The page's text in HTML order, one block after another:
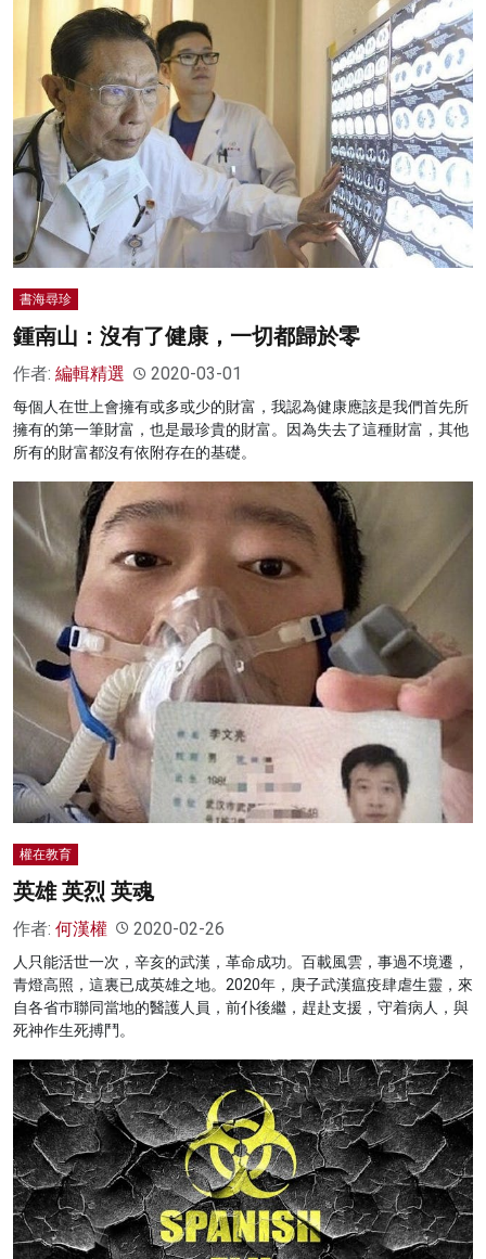
書海尋珍
鍾南山：沒有了健康，一切都歸於零
作者: 編輯精選 2020-03-01
每個人在世上會擁有或多或少的財富，我認為健康應該是我們首先所
擁有的第一筆財富，也是最珍貴的財富。因為失去了這種財富，其他
所有的財富都沒有依附存在的基礎。
權在教育
英雄 英烈 英魂
作者: 何漢權 2020-02-26
人只能活世一次，辛亥的武漢，革命成功。百載風雲，事過不境遷，
青燈高照，這裏已成英雄之地。2020年，庚子武漢瘟疫肆虐生靈，來
自各省巿聯同當地的醫護人員，前仆後繼，趕赴支援，守着病人，與
死神作生死搏鬥。